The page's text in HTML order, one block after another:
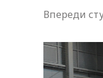
Впереди